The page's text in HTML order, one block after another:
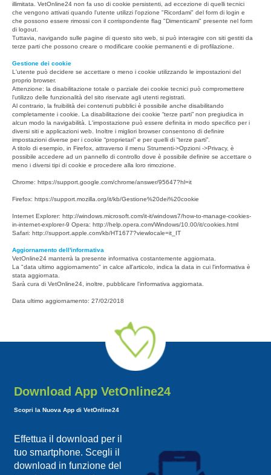
illimitata. VetOnline24 non fa uso di cookie persistenti, ad eccezione di quelli tecnici
che vengono attivati quando l'utente utilizzi l'opzione "Ricordami" del form di login e
che possono essere rimossi con il corrispondente flag "Dimenticami" presente nel form
di logout.
Tuttavia, navigando sulle pagine di questo sito web, si può interagire con siti gestiti da
terze parti che possono creare o modificare cookie permanenti e di profilazione.
Gestione dei cookie
L'utente può decidere se accettare o meno i cookie utilizzando le impostazioni del
proprio browser.
Attenzione: la disabilitazione totale o parziale dei cookie tecnici può compromettere
l'utilizzo delle funzionalità del sito riservate agli utenti registrati.
Al contrario, la fruibilità dei contenuti pubblici è possibile anche disabilitando
completamente i cookie. La disabilitazione dei cookie “terze parti” non pregiudica in
alcun modo la navigabilità. L'impostazione può essere definita in modo specifico per i
diversi siti e applicazioni web. Inoltre i migliori browser consentono di definire
impostazioni diverse per i cookie “proprietari” e per quelli di “terze parti”.
A titolo di esempio, in Firefox, attraverso il menu Strumenti->Opzioni ->Privacy, è
possibile accedere ad un pannello di controllo dove è possibile definire se accettare o
meno i diversi tipi di cookie e procedere alla loro rimozione.
Chrome: https://support.google.com/chrome/answer/95647?hl=it
Firefox: https://support.mozilla.org/it/kb/Gestione%20dei%20cookie
Internet Explorer: http://windows.microsoft.com/it-it/windows7/how-to-manage-cookies-
in-internet-explorer-9 Opera: http://help.opera.com/Windows/10.00/it/cookies.html
Safari: http://support.apple.com/kb/HT1677?viewlocale=it_IT
Aggiornamento dell'informativa
VetOnline24 manterrà la presente informativa costantemente aggiornata.
La "data ultimo aggiornamento" in calce all'articolo, indica la data in cui l'informativa è
stata aggiornata.
Sarà cura di VetOnline24, inoltre, pubblicare l'informativa aggiornata.
Data ultimo aggiornamento: 27/02/2018
Download App VetOnline24
Scopri la Nuova App di VetOnline24
Effettua il download per il
tuo smartphone. Scegli il
download in funzione del